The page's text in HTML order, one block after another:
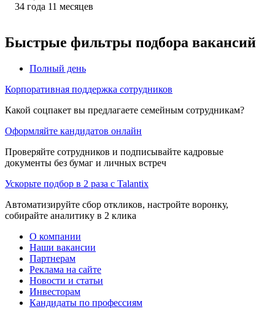
34 года 11 месяцев
Быстрые фильтры подбора вакансий
Полный день
Корпоративная поддержка сотрудников
Какой соцпакет вы предлагаете семейным сотрудникам?
Оформляйте кандидатов онлайн
Проверяйте сотрудников и подписывайте кадровые
документы без бумаг и личных встреч
Ускорьте подбор в 2 раза с Talantix
Автоматизируйте сбор откликов, настройте воронку,
собирайте аналитику в 2 клика
О компании
Наши вакансии
Партнерам
Реклама на сайте
Новости и статьи
Инвесторам
Кандидаты по профессиям